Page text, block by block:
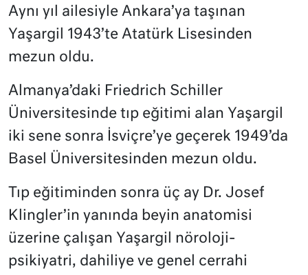
Aynı yıl ailesiyle Ankara’ya taşınan
Yaşargil 1943’te Atatürk Lisesinden
mezun oldu.
Almanya’daki Friedrich Schiller
Üniversitesinde tıp eğitimi alan Yaşargil
iki sene sonra İsviçre’ye geçerek 1949’da
Basel Üniversitesinden mezun oldu.
Tıp eğitiminden sonra üç ay Dr. Josef
Klingler’in yanında beyin anatomisi
üzerine çalışan Yaşargil nöroloji-
psikiyatri, dahiliye ve genel cerrahi